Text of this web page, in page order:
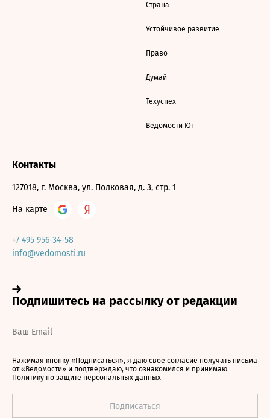
Страна
Устойчивое развитие
Право
Думай
Техуспех
Ведомости Юг
Контакты
127018, г. Москва, ул. Полковая, д. 3, стр. 1
На карте
+7 495 956-34-58
info@vedomosti.ru
Нажимая кнопку «Подписаться», я даю свое согласие получать письма
от «Ведомости» и подтверждаю, что ознакомился и принимаю
Политику по защите персональных данных